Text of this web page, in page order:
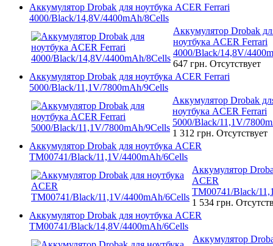
Аккумулятор Drobak для ноутбука ACER Ferrari
4000/Black/14,8V/4400mAh/8Cells
Аккумулятор Drobak
ноутбука ACER Ferrari
4000/Black/14,8V/
647 грн. Отсутствует
Аккумулятор Drobak для ноутбука ACER Ferrari
5000/Black/11,1V/7800mAh/9Cells
Аккумулятор Drobak
ноутбука ACER Ferrari
5000/Black/11,1V/
1 312 грн. Отсутствует
Аккумулятор Drobak для ноутбука ACER
TM00741/Black/11,1V/4400mAh/6Cells
Аккумулятор
ACER
TM00741/Black/
1 534 грн.
Аккумулятор Drobak для ноутбука ACER
TM00741/Black/14,8V/4400mAh/6Cells
Аккумулятор